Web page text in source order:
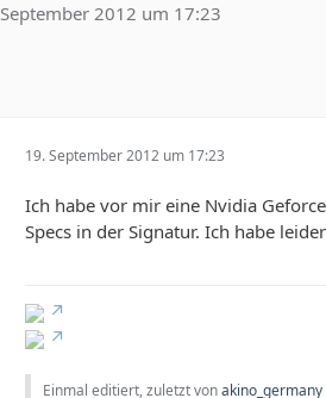
2012 um 17:23
19. September 2012 um 17:23
Ich habe vor mir eine Nvidia
Specs in der Signatur. Ich habe
Einmal editiert, zuletzt vonakino_germany